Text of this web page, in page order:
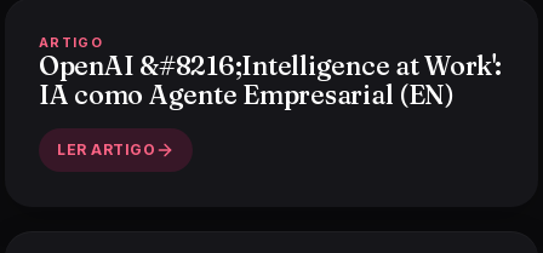
ARTIGO
OpenAI &#8216;Intelligence at Work':
IA como Agente Empresarial (EN)
LER ARTIGO